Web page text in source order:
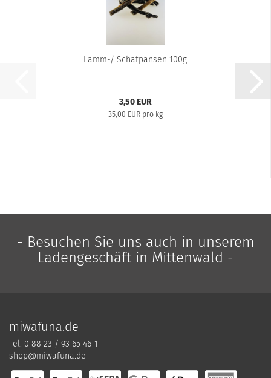
Lamm-/ Schafpansen 100g
3,50 EUR
35,00 EUR pro kg
- Besuchen Sie uns auch in unserem
Ladengeschäft in Mittenwald -
miwafuna.de
Tel. 0 88 23 / 93 65 46-1
shop@miwafuna.de